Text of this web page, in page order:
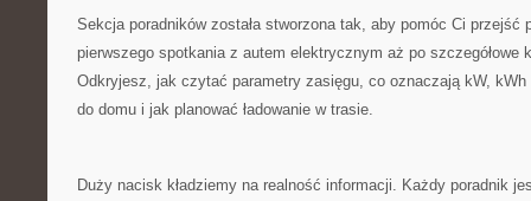
Sekcja poradników została stworzona tak, aby pomóc Ci przejść
pierwszego spotkania z autem elektrycznym aż po szczegółowe
Odkryjesz, jak czytać parametry zasięgu, co oznaczają kW, kWh
do domu i jak planować ładowanie w trasie.
Duży nacisk kładziemy na realność informacji. Każdy poradnik